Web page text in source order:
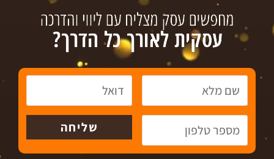
עסקים למכירה